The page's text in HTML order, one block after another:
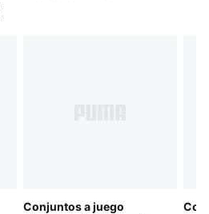
Conjuntos a juego